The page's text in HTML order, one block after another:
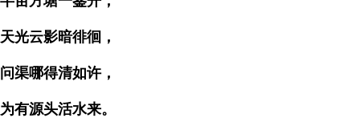
天光云影暗徘徊，
问渠哪得清如许，
为有源头活水来。